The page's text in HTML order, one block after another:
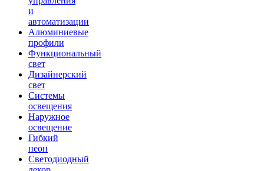
и
автоматизации
Алюминиевые
профили
Функциональный
свет
Дизайнерский
свет
Системы
освещения
Наружное
освещение
Гибкий
неон
Светодиодный